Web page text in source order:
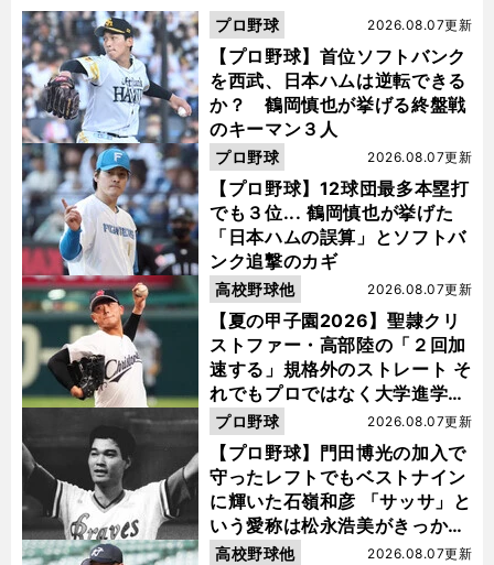
【プロ野球】首位ソフトバンク
を西武、日本ハムは逆転できる
か？ 鶴岡慎也が挙げる終盤戦
のキーマン３人
2026.08.07更新
プロ野球
【プロ野球】12球団最多本塁打
でも３位... 鶴岡慎也が挙げた
「日本ハムの誤算」とソフトバ
ンク追撃のカギ
2026.08.07更新
プロ野球
【夏の甲子園2026】聖隷クリ
ストファー・高部陸の「２回加
速する」規格外のストレート そ
れでもプロではなく大学進学を
選ぶ理由
2026.08.07更新
高校野球他
【プロ野球】門田博光の加入で
守ったレフトでもベストナイン
に輝いた石嶺和彦 「サッサ」と
いう愛称は松永浩美がきっか
け？
2026.08.07更新
プロ野球
2026.08.07更新
高校野球他